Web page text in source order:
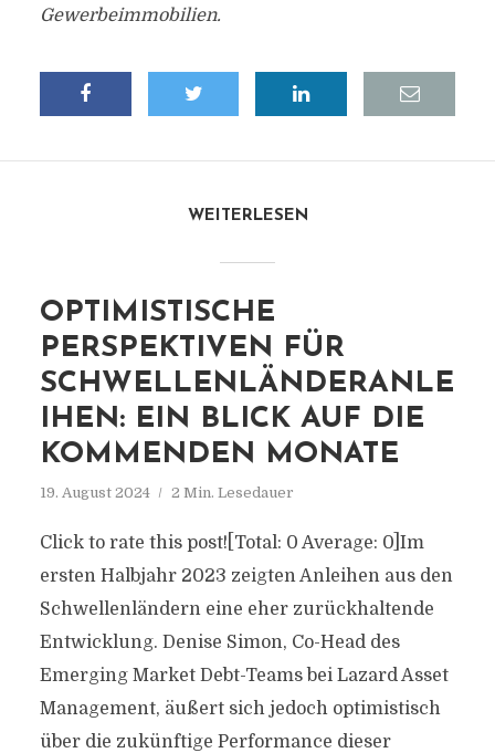
Gewerbeimmobilien.
WEITERLESEN
OPTIMISTISCHE
PERSPEKTIVEN FÜR
SCHWELLENLÄNDERANLE
IHEN: EIN BLICK AUF DIE
KOMMENDEN MONATE
19. August 2024 2 Min. Lesedauer
Click to rate this post![Total: 0 Average: 0]Im
ersten Halbjahr 2023 zeigten Anleihen aus den
Schwellenländern eine eher zurückhaltende
Entwicklung. Denise Simon, Co-Head des
Emerging Market Debt-Teams bei Lazard Asset
Management, äußert sich jedoch optimistisch
über die zukünftige Performance dieser